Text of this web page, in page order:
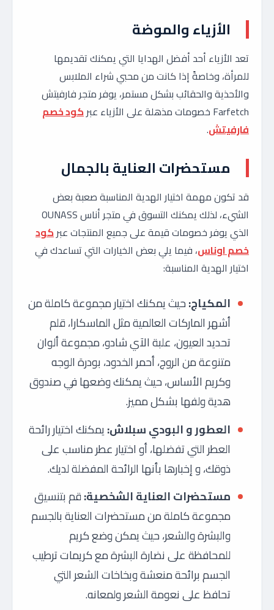
الأزياء والموضة
تعد الأزياء أحد أفضل الهدايا التي يمكنك تقديمها
للمرأة، وخاصةً إذا كانت من محبي شراء الملابس
والأحذية والحقائب بشكل مستمر، يوفر متجر فارفيتش
Farfetch خصومات مذهلة على الأزياء عبر
كود خصم
فارفيتش.
مستحضرات العناية بالجمال
قد تكون مهمة اختيار الهدية المناسبة صعبة بعض
الشيء، لذلك يمكنك التسوق في متجر أناس OUNASS
الذي يوفر خصومات قيمة على جميع المنتجات عبركود
خصم اوناس، فيما يلي بعض الخيارات التي تساعدك في
اختيار الهدية المناسبة:
المكياج:حيث يمكنك اختيار مجموعة كاملة من
أشهر الماركات العالمية مثل الماسكارا، قلم
تحديد العيون، علبة الآي شادو، مجموعة ألوان
متنوعة من الروج، أحمر الخدود، بودرة الوجه
وكريم الأساس، حيث يمكنك وضعها في صندوق
هدية ولفها بشكل مميز.
العطور و البودي سبلاش: يمكنك اختيار رائحة
العطر التي تفضلها، أو اختيار عطر مناسب على
ذوقك، و إخبارها بأنها الرائحة المفضلة لديك.
مستحضرات العناية الشخصية:قم بتنسيق
مجموعة كاملة من مستحضرات العناية بالجسم
والبشرة والشعر، حيث يمكن وضع كريم
للمحافظة على نضارة البشرة مع كريمات ترطيب
الجسم برائحة منعشة وبخاخات الشعر التي
تحافظ على نعومة الشعر ولمعانه.